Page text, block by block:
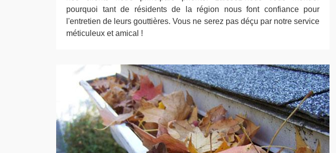
pourquoi tant de résidents de la région nous font confiance pour
l'entretien de leurs gouttières. Vous ne serez pas déçu par notre service
méticuleux et amical !